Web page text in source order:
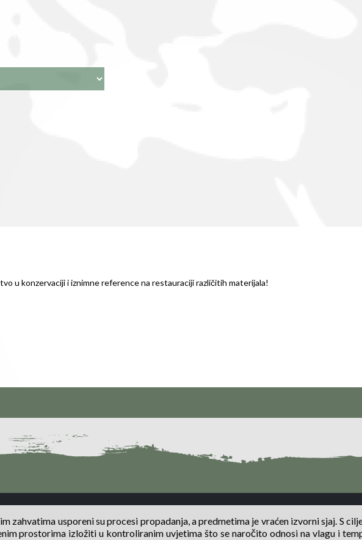
u konzervaciji i iznimne reference na restauraciji različitih materijala!
zahvatima usporeni su procesi propadanja, a predmetima je vraćen izvorni sjaj. S
prostorima izložiti u kontroliranim uvjetima što se naročito odnosi na vlagu i